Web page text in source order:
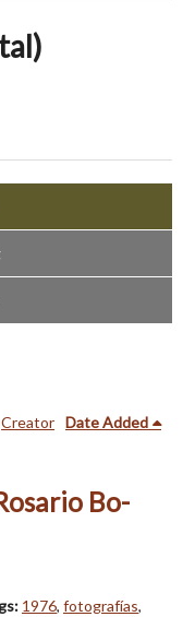
Creator Date Added
Bo-
1976, fotografías,